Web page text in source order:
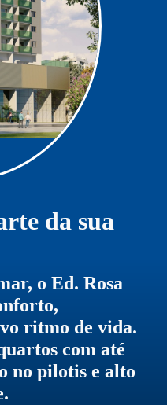
da sua
o Ed. Rosa
ritmo de vida.
com até
no pilotis e alto